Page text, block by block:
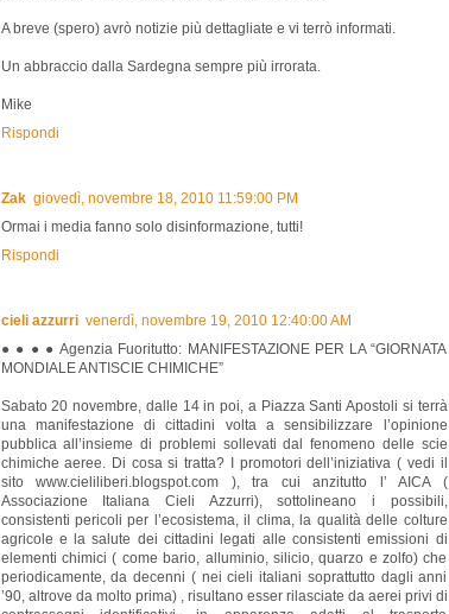
A breve (spero) avrò notizie più dettagliate e vi terrò informati.
Un abbraccio dalla Sardegna sempre più irrorata.
Mike
Rispondi
Zak giovedì, novembre 18, 2010 11:59:00 PM
Ormai i media fanno solo disinformazione, tutti!
Rispondi
cieli azzurri venerdì, novembre 19, 2010 12:40:00 AM
● ● ● ● Agenzia Fuoritutto: MANIFESTAZIONE PER LA “GIORNATA
MONDIALE ANTISCIE CHIMICHE”
Sabato 20 novembre, dalle 14 in poi, a Piazza Santi Apostoli si terrà
una manifestazione di cittadini volta a sensibilizzare l’opinione
pubblica all’insieme di problemi sollevati dal fenomeno delle scie
chimiche aeree. Di cosa si tratta? I promotori dell’iniziativa ( vedi il
sito www.cieliliberi.blogspot.com ), tra cui anzitutto l’ AICA (
Associazione Italiana Cieli Azzurri), sottolineano i possibili,
consistenti pericoli per l’ecosistema, il clima, la qualità delle colture
agricole e la salute dei cittadini legati alle consistenti emissioni di
elementi chimici ( come bario, alluminio, silicio, quarzo e zolfo) che
periodicamente, da decenni ( nei cieli italiani soprattutto dagli anni
’90, altrove da molto prima) , risultano esser rilasciate da aerei privi di